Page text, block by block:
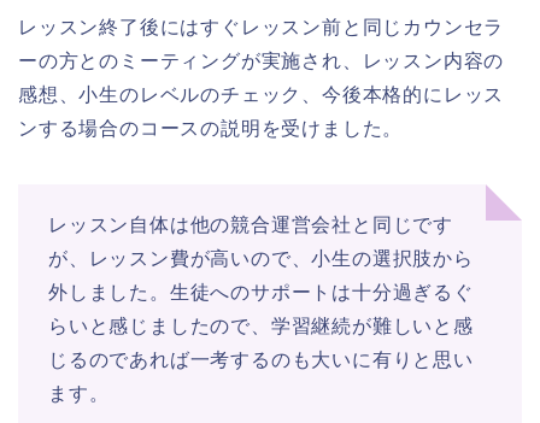
レッスン終了後にはすぐレッスン前と同じカウンセラ
ーの方とのミーティングが実施され、レッスン内容の
感想、小生のレベルのチェック、今後本格的にレッス
ンする場合のコースの説明を受けました。
レッスン自体は他の競合運営会社と同じです
が、レッスン費が高いので、小生の選択肢から
外しました。生徒へのサポートは十分過ぎるぐ
らいと感じましたので、学習継続が難しいと感
じるのであれば一考するのも大いに有りと思い
ます。